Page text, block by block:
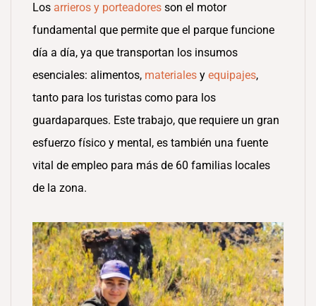
Los arrieros y porteadores son el motor
fundamental que permite que el parque funcione
día a día, ya que transportan los insumos
esenciales: alimentos, materiales y equipajes,
tanto para los turistas como para los
guardaparques. Este trabajo, que requiere un gran
esfuerzo físico y mental, es también una fuente
vital de empleo para más de 60 familias locales
de la zona.